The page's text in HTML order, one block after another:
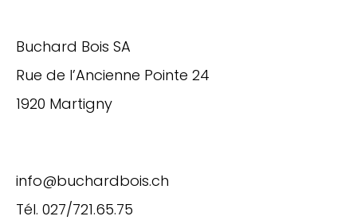
Buchard Bois SA
Rue de l’Ancienne Pointe 24
1920 Martigny
info@buchardbois.ch
Tél. 027/721.65.75